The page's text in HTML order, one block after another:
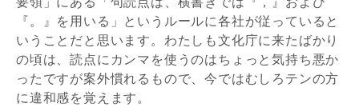
『。』を用いる」というルールに各社が従っていると
いうことだと思います。わたしも文化庁に来たばかり
の頃は、読点にカンマを使うのはちょっと気持ち悪か
ったですが案外慣れるもので、今ではむしろテンの方
に違和感を覚えます。